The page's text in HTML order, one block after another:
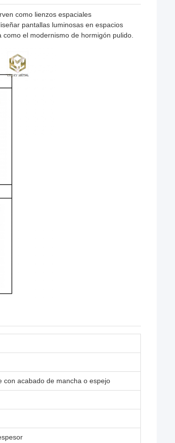
como lienzos espaciales
pantallas luminosas en espacios
el modernismo de hormigón pulido.
con acabado de mancha o espejo